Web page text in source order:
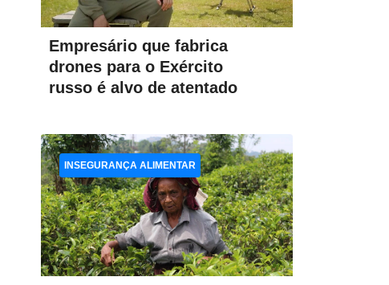
Empresário que fabrica
drones para o Exército
russo é alvo de atentado
INSEGURANÇA ALIMENTAR